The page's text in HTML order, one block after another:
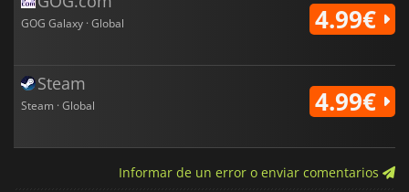
GOG Galaxy · Global 4.99€
Steam
Steam · Global 4.99€
Informar de un error o enviar comentarios